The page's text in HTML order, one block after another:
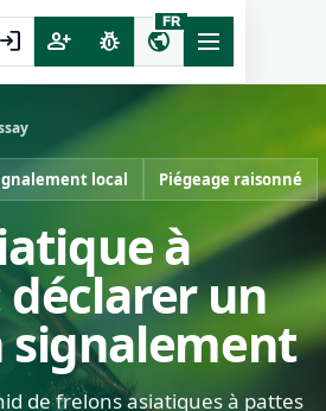
login person_add pest_control public
FR
local Piégeage raisonné
à
déclarer un
signalement
de frelons asiatiques à pattes